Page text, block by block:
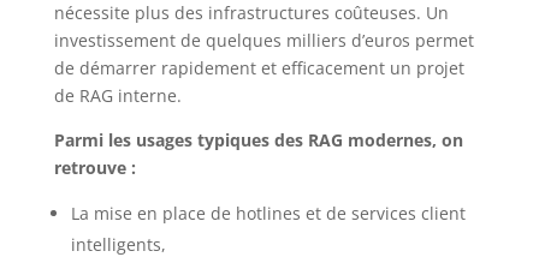
nécessite plus des infrastructures coûteuses. Un
investissement de quelques milliers d’euros permet
de démarrer rapidement et efficacement un projet
de RAG interne.
Parmi les usages typiques des RAG modernes, on
retrouve :
La mise en place de hotlines et de services client
intelligents,